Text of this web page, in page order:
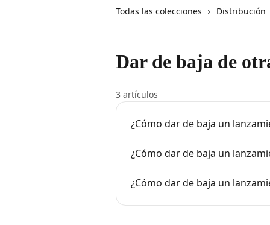
Todas las colecciones Distribución
Dar de baja de
3 artículos
¿Cómo dar de baja un
¿Cómo dar de baja un
¿Cómo dar de baja un